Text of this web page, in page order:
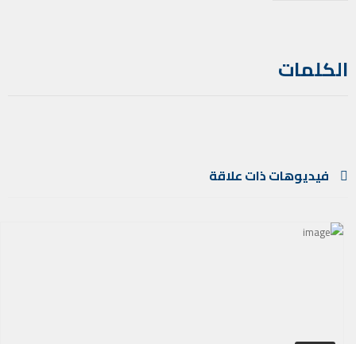
الكلمات
فيديوهات ذات علاقة